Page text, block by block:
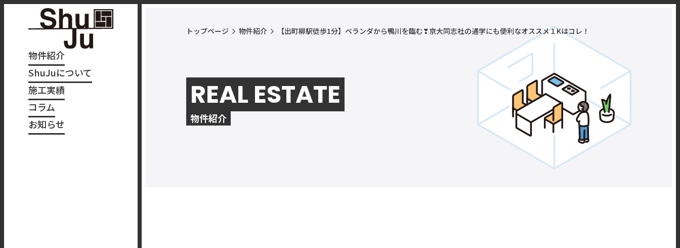
物件紹介
ShuJuについて
施工実績
コラム
お知らせ
トップページ 物件紹介 【出町柳駅徒歩1分】ベランダから鴨川を臨む❣京大同志社の通学にも便利なオススメ１Kはコレ！
REAL ESTATE
物件紹介